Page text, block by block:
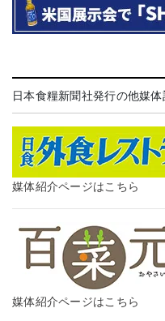
日本食糧新聞社発行の他媒体
媒体紹介ページはこちら
媒体紹介ページはこちら